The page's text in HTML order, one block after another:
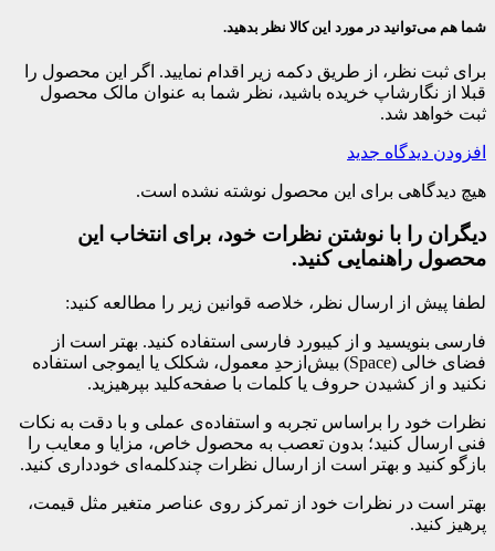
شما هم می‌توانید در مورد این کالا نظر بدهید.
برای ثبت نظر، از طریق دکمه زیر اقدام نمایید. اگر این محصول را
قبلا از نگارشاپ خریده باشید، نظر شما به عنوان مالک محصول
ثبت خواهد شد.
افزودن دیدگاه جدید
هیچ دیدگاهی برای این محصول نوشته نشده است.
دیگران را با نوشتن نظرات خود، برای انتخاب این
محصول راهنمایی کنید.
لطفا پیش از ارسال نظر، خلاصه قوانین زیر را مطالعه کنید:
فارسی بنویسید و از کیبورد فارسی استفاده کنید. بهتر است از
فضای خالی (Space) بیش‌از‌حدِ معمول، شکلک یا ایموجی استفاده
نکنید و از کشیدن حروف یا کلمات با صفحه‌کلید بپرهیزید.
نظرات خود را براساس تجربه و استفاده‌ی عملی و با دقت به نکات
فنی ارسال کنید؛ بدون تعصب به محصول خاص، مزایا و معایب را
بازگو کنید و بهتر است از ارسال نظرات چندکلمه‌‌ای خودداری کنید.
بهتر است در نظرات خود از تمرکز روی عناصر متغیر مثل قیمت،
پرهیز کنید.